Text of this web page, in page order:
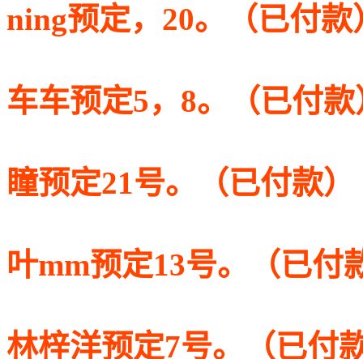
ning预定，20。（已付款
车车预定5，8。（已付款
瞳预定21号。（已付款）
叶mm预定13号。（已付
林梓洋预定7号。（已付